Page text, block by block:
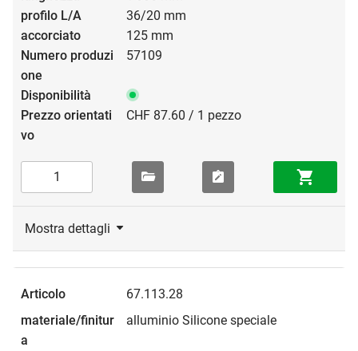
36/20 mm
125 mm
57109
CHF 87.60 / 1 pezzo
Mostra dettagli
67.113.28
alluminio Silicone speciale